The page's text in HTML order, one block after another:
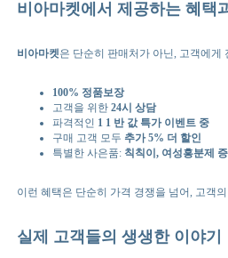
비아마켓에서 제공하는 혜택
비아마켓은 단순히 판매처가 아닌, 고객에게
100% 정품보장
고객을 위한 24시 상담
파격적인 1 1 반 값 특가 이벤트 중
구매 고객 모두 추가 5% 더 할인
특별한 사은품: 칙칙이, 여성흥분제
이런 혜택은 단순히 가격 경쟁을 넘어, 고객
실제 고객들의 생생한 이야기